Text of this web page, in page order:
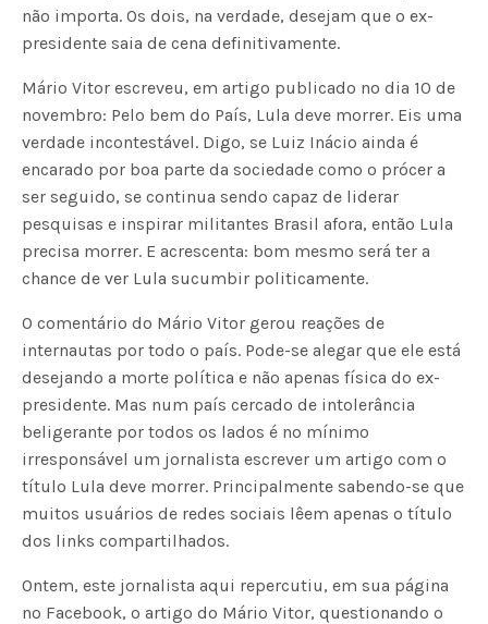
não importa. Os dois, na verdade, desejam que o ex-
presidente saia de cena definitivamente.
Mário Vitor escreveu, em artigo publicado no dia 10 de
novembro: Pelo bem do País, Lula deve morrer. Eis uma
verdade incontestável. Digo, se Luiz Inácio ainda é
encarado por boa parte da sociedade como o prócer a
ser seguido, se continua sendo capaz de liderar
pesquisas e inspirar militantes Brasil afora, então Lula
precisa morrer. E acrescenta: bom mesmo será ter a
chance de ver Lula sucumbir politicamente.
O comentário do Mário Vitor gerou reações de
internautas por todo o país. Pode-se alegar que ele está
desejando a morte política e não apenas física do ex-
presidente. Mas num país cercado de intolerância
beligerante por todos os lados é no mínimo
irresponsável um jornalista escrever um artigo com o
título Lula deve morrer. Principalmente sabendo-se que
muitos usuários de redes sociais lêem apenas o título
dos links compartilhados.
Ontem, este jornalista aqui repercutiu, em sua página
no Facebook, o artigo do Mário Vitor, questionando o